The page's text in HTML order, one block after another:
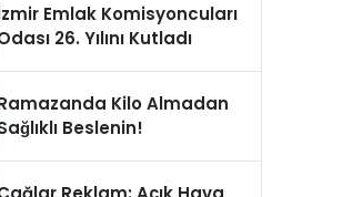
Emlak Komisyoncuları
26. Yılını Kutladı
Kilo Almadan
Beslenin!